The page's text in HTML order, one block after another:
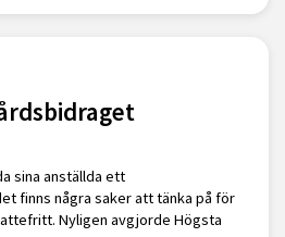
sina anställda ett
finns några saker att tänka på för
Nyligen avgjorde Högsta